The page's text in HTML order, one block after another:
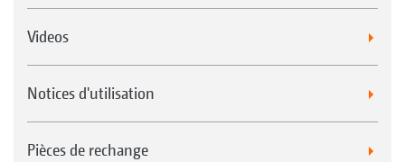
Videos
Notices d'utilisation
Pièces de rechange